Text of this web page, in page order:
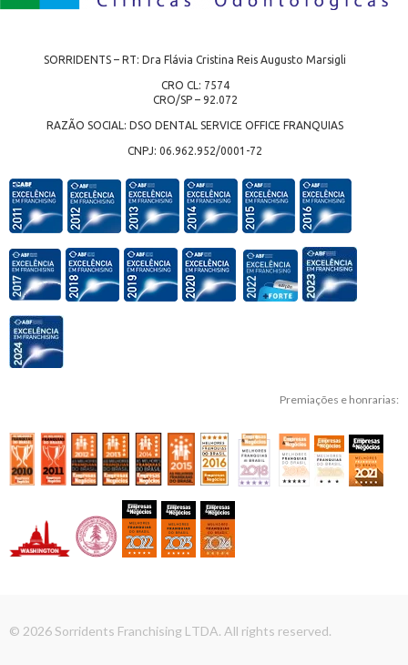
SORRIDENTS – RT: Dra Flávia Cristina Reis Augusto Marsigli
CRO CL: 7574
CRO/SP – 92.072
RAZÃO SOCIAL: DSO DENTAL SERVICE OFFICE FRANQUIAS
CNPJ: 06.962.952/0001-72
Premiações e honrarias:
© 2026 Sorridents Franchising LTDA. All rights reserved.